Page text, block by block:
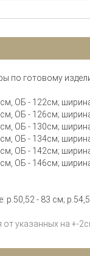
по готовому
ОБ - 122см;
ОБ - 126см;
ОБ - 130см;
ОБ - 134см;
ОБ - 142см;
ОБ - 146см;
р.50,52 - 83 см;
указанных на +-